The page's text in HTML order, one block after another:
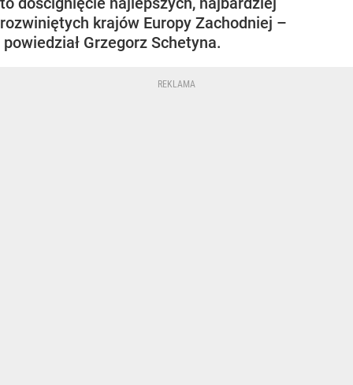
rozwiniętych krajów Europy Zachodniej –
powiedział Grzegorz Schetyna.